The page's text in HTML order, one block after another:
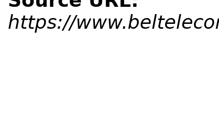
https://